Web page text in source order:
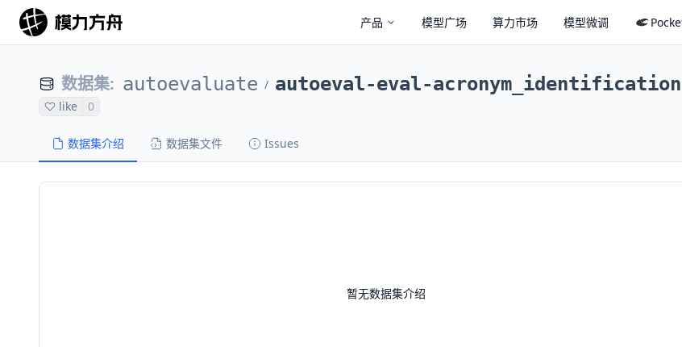
产品 模型广场 算力市场 模型微调
数据集: autoevaluate / autoeval-eval-
like 0
数据集介绍 数据集文件 Issues
暂无数据集介绍